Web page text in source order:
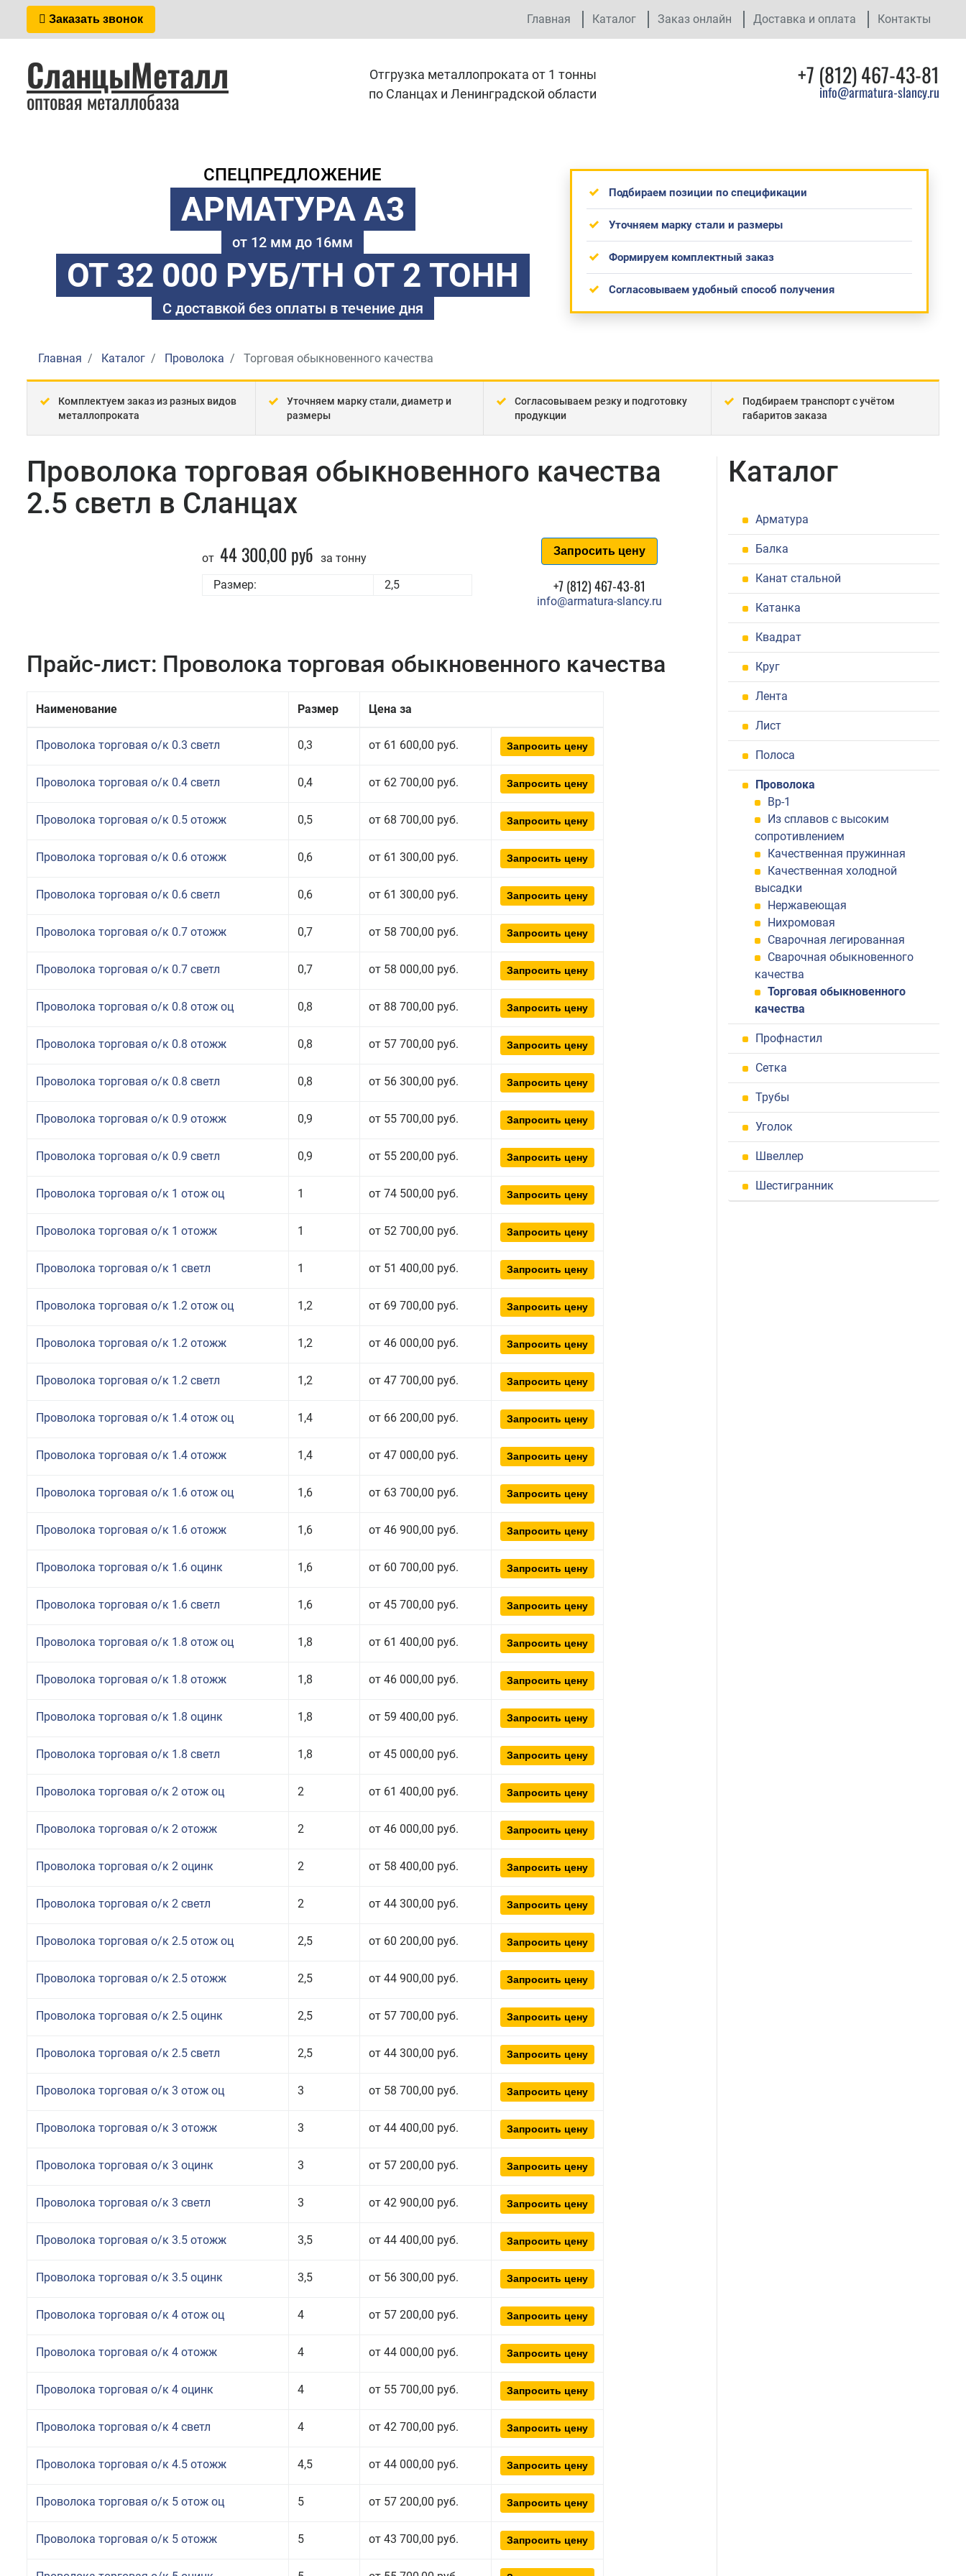
Заказать звонок Главная Каталог Заказ онлайн Доставка и оплата Контакты
СланцыМеталл
оптовая металлобаза
Отгрузка металлопроката от 1 тонны
по Сланцах и Ленинградской области
+7 (812) 467-43-81
info@armatura-slancy.ru
СПЕЦПРЕДЛОЖЕНИЕ
АРМАТУРА А3
от 12 мм до 16мм
ОТ 32 000 РУБ/ТН ОТ 2 ТОНН
С доставкой без оплаты в течение дня
Подбираем позиции по спецификации
Уточняем марку стали и размеры
Формируем комплектный заказ
Согласовываем удобный способ получения
Главная Каталог Проволока Торговая обыкновенного качества
Комплектуем заказ из разных видов
металлопроката
Уточняем марку стали, диаметр и
размеры
Согласовываем резку и подготовку
продукции
Подбираем транспорт с учётом
габаритов заказа
Проволока торговая обыкновенного качества
2.5 светл в Сланцах
от 44 300,00 руб за тонну
Размер:
2,5
Запросить цену
+7 (812) 467-43-81
info@armatura-slancy.ru
Прайс-лист: Проволока торговая обыкновенного качества
Наименование Размер Цена за
Проволока торговая о/к 0.3 светл 0,3 от 61 600,00 руб. Запросить цену
Проволока торговая о/к 0.4 светл 0,4 от 62 700,00 руб. Запросить цену
Проволока торговая о/к 0.5 отожж 0,5 от 68 700,00 руб. Запросить цену
Проволока торговая о/к 0.6 отожж 0,6 от 61 300,00 руб. Запросить цену
Проволока торговая о/к 0.6 светл 0,6 от 61 300,00 руб. Запросить цену
Проволока торговая о/к 0.7 отожж 0,7 от 58 700,00 руб. Запросить цену
Проволока торговая о/к 0.7 светл 0,7 от 58 000,00 руб. Запросить цену
Проволока торговая о/к 0.8 отож оц 0,8 от 88 700,00 руб. Запросить цену
Проволока торговая о/к 0.8 отожж 0,8 от 57 700,00 руб. Запросить цену
Проволока торговая о/к 0.8 светл 0,8 от 56 300,00 руб. Запросить цену
Проволока торговая о/к 0.9 отожж 0,9 от 55 700,00 руб. Запросить цену
Проволока торговая о/к 0.9 светл 0,9 от 55 200,00 руб. Запросить цену
Проволока торговая о/к 1 отож оц 1 от 74 500,00 руб. Запросить цену
Проволока торговая о/к 1 отожж 1 от 52 700,00 руб. Запросить цену
Проволока торговая о/к 1 светл 1 от 51 400,00 руб. Запросить цену
Проволока торговая о/к 1.2 отож оц 1,2 от 69 700,00 руб. Запросить цену
Проволока торговая о/к 1.2 отожж 1,2 от 46 000,00 руб. Запросить цену
Проволока торговая о/к 1.2 светл 1,2 от 47 700,00 руб. Запросить цену
Проволока торговая о/к 1.4 отож оц 1,4 от 66 200,00 руб. Запросить цену
Проволока торговая о/к 1.4 отожж 1,4 от 47 000,00 руб. Запросить цену
Проволока торговая о/к 1.6 отож оц 1,6 от 63 700,00 руб. Запросить цену
Проволока торговая о/к 1.6 отожж 1,6 от 46 900,00 руб. Запросить цену
Проволока торговая о/к 1.6 оцинк 1,6 от 60 700,00 руб. Запросить цену
Проволока торговая о/к 1.6 светл 1,6 от 45 700,00 руб. Запросить цену
Проволока торговая о/к 1.8 отож оц 1,8 от 61 400,00 руб. Запросить цену
Проволока торговая о/к 1.8 отожж 1,8 от 46 000,00 руб. Запросить цену
Проволока торговая о/к 1.8 оцинк 1,8 от 59 400,00 руб. Запросить цену
Проволока торговая о/к 1.8 светл 1,8 от 45 000,00 руб. Запросить цену
Проволока торговая о/к 2 отож оц 2 от 61 400,00 руб. Запросить цену
Проволока торговая о/к 2 отожж 2 от 46 000,00 руб. Запросить цену
Проволока торговая о/к 2 оцинк 2 от 58 400,00 руб. Запросить цену
Проволока торговая о/к 2 светл 2 от 44 300,00 руб. Запросить цену
Проволока торговая о/к 2.5 отож оц 2,5 от 60 200,00 руб. Запросить цену
Проволока торговая о/к 2.5 отожж 2,5 от 44 900,00 руб. Запросить цену
Проволока торговая о/к 2.5 оцинк 2,5 от 57 700,00 руб. Запросить цену
Проволока торговая о/к 2.5 светл 2,5 от 44 300,00 руб. Запросить цену
Проволока торговая о/к 3 отож оц 3 от 58 700,00 руб. Запросить цену
Проволока торговая о/к 3 отожж 3 от 44 400,00 руб. Запросить цену
Проволока торговая о/к 3 оцинк 3 от 57 200,00 руб. Запросить цену
Проволока торговая о/к 3 светл 3 от 42 900,00 руб. Запросить цену
Проволока торговая о/к 3.5 отожж 3,5 от 44 400,00 руб. Запросить цену
Проволока торговая о/к 3.5 оцинк 3,5 от 56 300,00 руб. Запросить цену
Проволока торговая о/к 4 отож оц 4 от 57 200,00 руб. Запросить цену
Проволока торговая о/к 4 отожж 4 от 44 000,00 руб. Запросить цену
Проволока торговая о/к 4 оцинк 4 от 55 700,00 руб. Запросить цену
Проволока торговая о/к 4 светл 4 от 42 700,00 руб. Запросить цену
Проволока торговая о/к 4.5 отожж 4,5 от 44 000,00 руб. Запросить цену
Проволока торговая о/к 5 отож оц 5 от 57 200,00 руб. Запросить цену
Проволока торговая о/к 5 отожж 5 от 43 700,00 руб. Запросить цену
Каталог
Арматура
Балка
Канат стальной
Катанка
Квадрат
Круг
Лента
Лист
Полоса
Проволока
Вр-1
Из сплавов с высоким
сопротивлением
Качественная пружинная
Качественная холодной
высадки
Нержавеющая
Нихромовая
Сварочная легированная
Сварочная обыкновенного
качества
Торговая обыкновенного
качества
Профнастил
Сетка
Трубы
Уголок
Швеллер
Шестигранник